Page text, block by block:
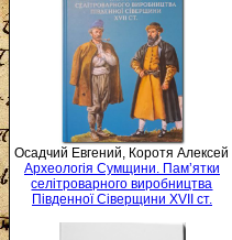
Осадчий Евгений, Коротя Алексей
Археологія Сумщини. Пам’ятки
селітроварного виробництва
Південної Сіверщини XVII ст.